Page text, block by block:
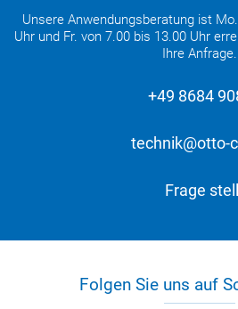
Unsere Anwendungsberatung ist
Uhr und Fr. von 7.00 bis 13.00 Uhr
Ihre Anfrage.
+49 8684
technik@otto-
Frage
Folgen Sie uns auf